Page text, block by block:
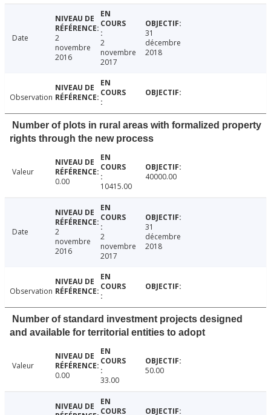
Date
2
novembre
2016
2
novembre
2017
31
décembre
2018
Observation
Number of plots in rural areas with formalized property
rights through the new process
Valeur
0.00
10415.00
40000.00
Date
2
novembre
2016
2
novembre
2017
31
décembre
2018
Observation
Number of standard investment projects designed
and available for territorial entities to adopt
Valeur
0.00
33.00
50.00